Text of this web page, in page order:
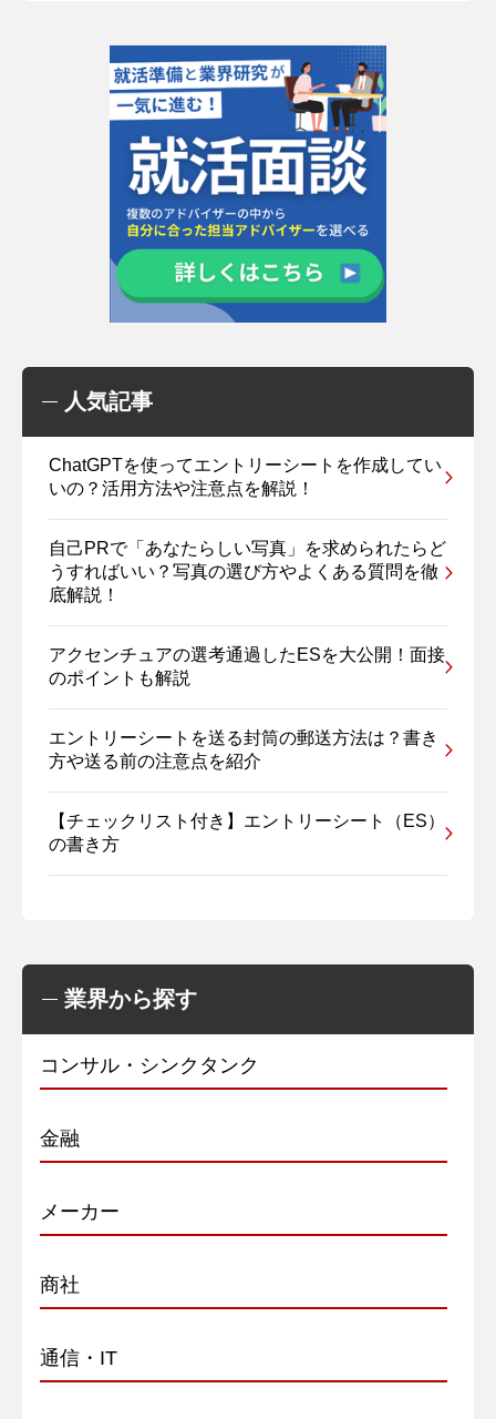
人気記事
ChatGPTを使ってエントリーシートを作成してい
いの？活用方法や注意点を解説！
自己PRで「あなたらしい写真」を求められたらど
うすればいい？写真の選び方やよくある質問を徹
底解説！
アクセンチュアの選考通過したESを大公開！面接
のポイントも解説
エントリーシートを送る封筒の郵送方法は？書き
方や送る前の注意点を紹介
【チェックリスト付き】エントリーシート（ES）
の書き方
業界から探す
コンサル・シンクタンク
金融
メーカー
商社
通信・IT